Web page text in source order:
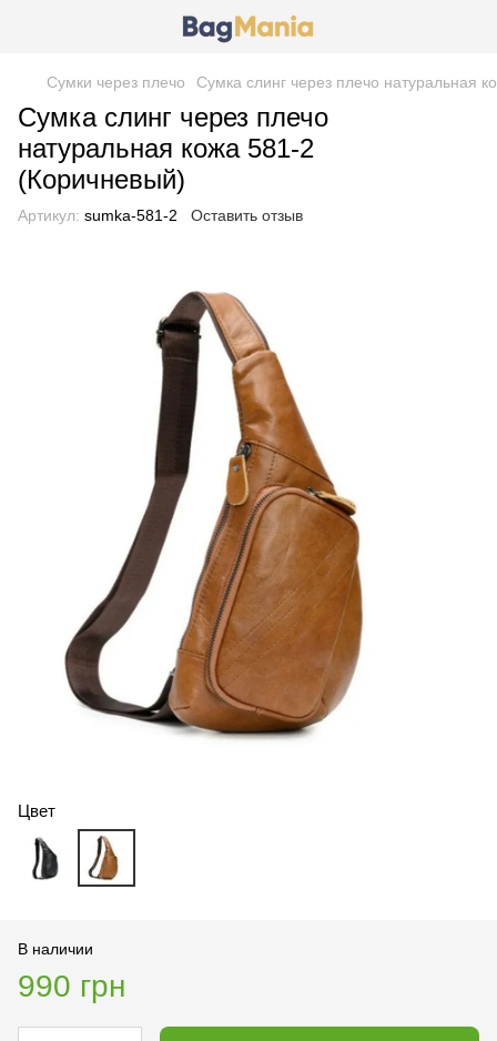
Сумки через плечо Сумка слинг через плечо натуральная
Сумка слинг через плечо
натуральная кожа 581-2
(Коричневый)
Артикул: sumka-581-2 Оставить отзыв
Цвет
В наличии
990 грн